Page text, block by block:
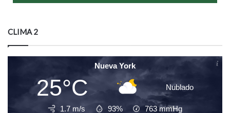
CLIMA 2
Nueva York
25°C Nublado
1.7 m/s 93% 763mmHg